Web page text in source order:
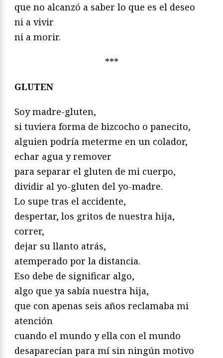
que no alcanzó a saber lo que es el deseo
ni a vivir
ni a morir.
***
GLUTEN
Soy madre-gluten,
si tuviera forma de bizcocho o panecito,
alguien podría meterme en un colador,
echar agua y remover
para separar el gluten de mi cuerpo,
dividir al yo-gluten del yo-madre.
Lo supe tras el accidente,
despertar, los gritos de nuestra hija,
correr,
dejar su llanto atrás,
atemperado por la distancia.
Eso debe de significar algo,
algo que ya sabía nuestra hija,
que con apenas seis años reclamaba mi
atención
cuando el mundo y ella con el mundo
desaparecían para mí sin ningún motivo